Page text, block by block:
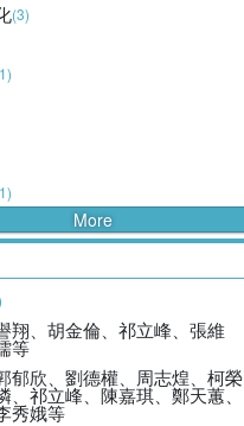
(3)
More
翔、胡金倫、祁立峰、張維
等
郁欣、劉德權、周志煌、柯榮
、祁立峰、陳嘉琪、鄭天蕙、
秀娥等